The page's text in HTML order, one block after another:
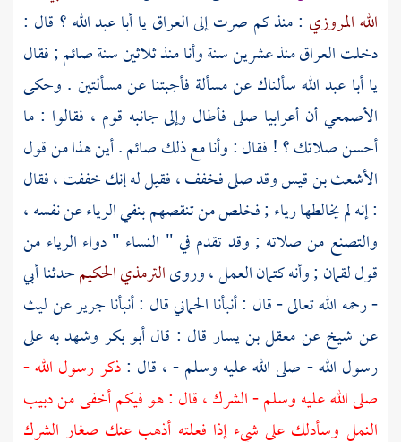
الله المروزي : منذ كم صرت إلىالعراقياأبا عبد الله ؟ قال :
دخلتالعراقمنذ عشرين سنة وأنا منذ ثلاثين سنة صائم ; فقال
ياأبا عبد اللهسألناك عن مسألة فأجبتنا عن مسألتين . وحكى
الأصمعيأن أعرابيا صلى فأطال وإلى جانبه قوم ، فقالوا : ما
أحسن صلاتك ؟ ! فقال : وأنا مع ذلك صائم . أين هذا من قول
الأشعث بن قيسوقد صلى فخفف ، فقيل له إنك خففت ، فقال
: إنه لم يخالطها رياء ; فخلص من تنقصهم بنفي الرياء عن نفسه ،
والتصنع من صلاته ; وقد تقدم في " النساء " دواء الرياء من
قوللقمان ;وأنه كتمان العمل ، وروىالترمذي الحكيمحدثنا أبي
- رحمه الله تعالى - قال : أنبأناالحمانيقال : أنبأناجريرعنليث
عن شيخ عنمعقل بن يسار قال : قالأبو بكر وشهد به على
رسول الله - صلى الله عليه وسلم - ، قال :ذكر رسول الله -
صلى الله عليه وسلم - الشرك ، قال : هو فيكم أخفى من دبيب
النمل وسأدلك على شيء إذا فعلته أذهب عنك صغار الشرك